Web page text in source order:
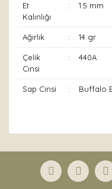
Et
Kalınlığı
: 1.5 mm
Ağırlık : 14 gr
Çelik
Cinsi
: 440A
Sap Cinsi : Buffalo
formunu kullanarak
Görüş ve önerileriniz